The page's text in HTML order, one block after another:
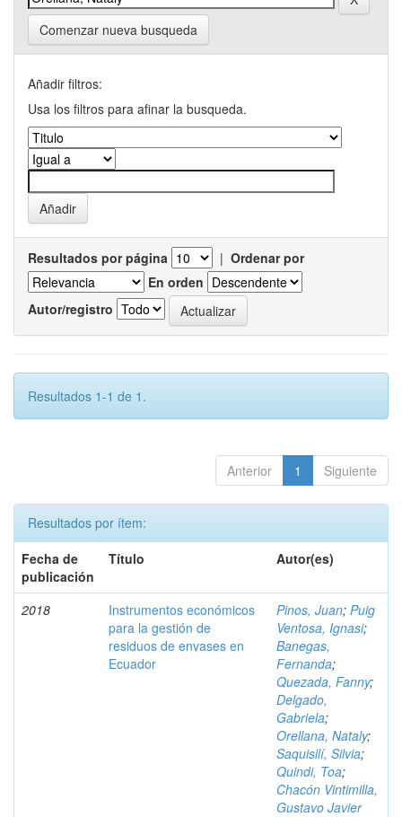
Comenzar nueva busqueda
Añadir filtros:
Usa los filtros para afinar la busqueda.
Resultados por página | Ordenar por
En orden
Autor/registro
Resultados 1-1 de 1.
Anterior 1 Siguiente
Resultados por ítem:
Fecha de
publicación
Título Autor(es)
2018
Instrumentos económicos
para la gestión de
residuos de envases en
Ecuador
Pinos, Juan; Puig
Ventosa, Ignasi;
Banegas,
Fernanda;
Quezada, Fanny;
Delgado,
Gabriela;
Orellana, Nataly;
Saquisilí, Silvia;
Quindi, Toa;
Chacón Vintimilla,
Gustavo Javier